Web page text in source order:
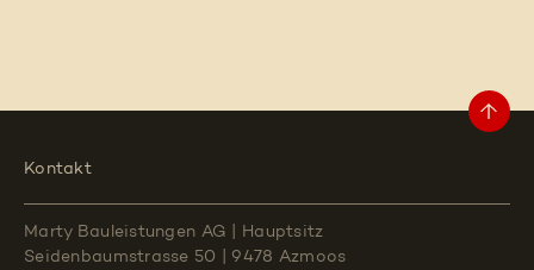
Kontakt
Marty Bauleistungen AG
Hauptsitz
Seidenbaumstrasse 50
9478 Azmoos